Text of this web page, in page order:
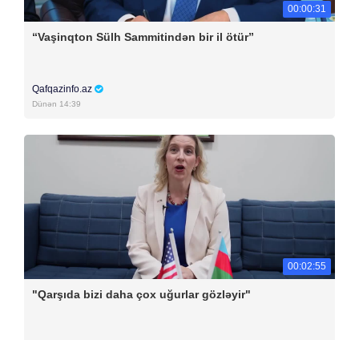
00:00:31
“Vaşinqton Sülh Sammitindən bir il ötür”
Qafqazinfo.az
Dünən 14:39
00:02:55
"Qarşıda bizi daha çox uğurlar gözləyir"